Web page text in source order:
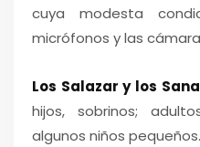
cuya modesta
micrófonos y las
Los Salazar y los
hijos, sobrinos;
algunos niños pequeños.